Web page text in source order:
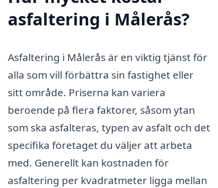
asfaltering i Målerås?
Asfaltering i Målerås är en viktig tjänst för
alla som vill förbättra sin fastighet eller
sitt område. Priserna kan variera
beroende på flera faktorer, såsom ytan
som ska asfalteras, typen av asfalt och det
specifika företaget du väljer att arbeta
med. Generellt kan kostnaden för
asfaltering per kvadratmeter ligga mellan